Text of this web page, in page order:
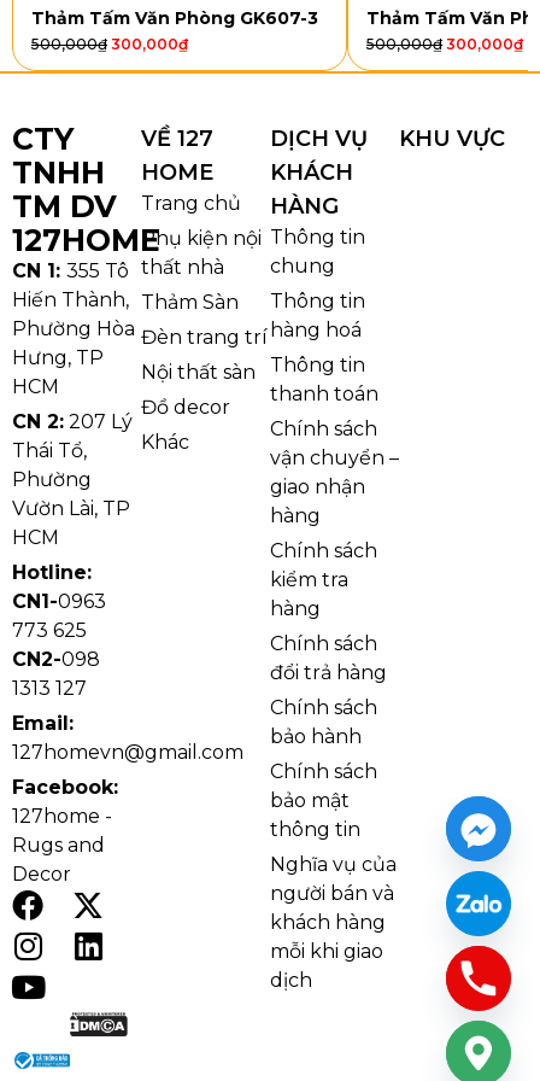
Thảm văn phòng gạch tấm ALPS an toàn và tiện lợi
Khả Năng Cách Âm Và Giữ Nhiệt
Với khả năng hấp thụ âm thanh,thảm văn phòng
gạch tấm ALPSgiúp giảm thiểu tiếng ồn từ di
chuyển hoặc kéo vật dụng, tạo không gian làm việc
yên tĩnh hơn.Thảmlót sàn còn hỗ trợ giữ nhiệt độ
phòng ổn định, giảm nhu cầu sử dụng thiết bị sưởi
trong mùa lạnh, tiết kiệm năng lượng và tăng sự
thoải mái.
Khả năng cách âm, giữ nhiệt của thảm văn phòng
gạch tấm ALPS
Thảm Lót Sàn Gạch Tấm Alps
Thiết Kế Linh Hoạt, Đa Dạng Màu
Sắc
Thảm văn phòng gạch tấm ALPS
mang đến nhiều
lựa chọn phối màu, từ xám, đen, nâu đến xanh
Thảm Tấm Văn Phòng GK607-3
500,000₫ 300,000₫
Thảm Tấm Văn
500,000₫ 300,000₫
CTY
TNHH
TM DV
127HOME
CN 1: 355 Tô
Hiến Thành,
Phường Hòa
Hưng, TP
HCM
CN 2: 207 Lý
Thái Tổ,
Phường
Vườn Lài, TP
HCM
Hotline:
CN1-0963
773 625
CN2-098
1313 127
Email:
127homevn@gmail.com
Facebook:
127home -
Rugs and
Decor
VỀ 127
HOME
Trang chủ
Phụ kiện nội
thất nhà
Thảm Sàn
Đèn trang trí
Nội thất sàn
Đồ decor
Khác
DỊCH VỤ
KHÁCH
HÀNG
Thông tin
chung
Thông tin
hàng hoá
Thông tin
thanh toán
Chính sách
vận chuyển –
giao nhận
hàng
Chính sách
kiểm tra
hàng
Chính sách
đổi trả hàng
Chính sách
bảo hành
Chính sách
bảo mật
thông tin
Nghĩa vụ của
người bán và
khách hàng
mỗi khi giao
dịch
KHU VỰC